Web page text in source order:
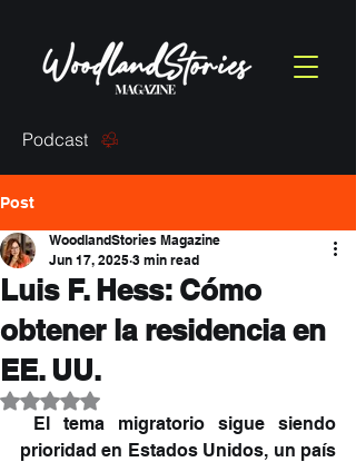
Podcast
Post
Luis F. Hess: Cómo
obtener la residencia en
EE. UU.
WoodlandStories Magazine
Jun 17, 2025 3 min read
Rated NaN out of 5 stars.
prioridad en Estados Unidos, un país